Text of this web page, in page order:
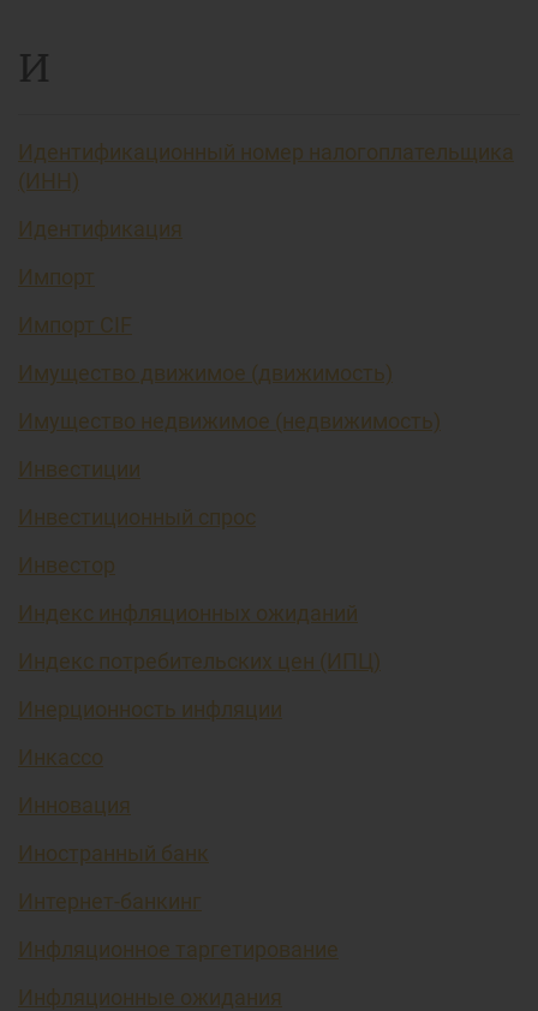
И
Идентификационный номер налогоплательщика
(ИНН)
Идентификация
Импорт
Импорт CIF
Имущество движимое (движимость)
Имущество недвижимое (недвижимость)
Инвестиции
Инвестиционный спрос
Инвестор
Индекс инфляционных ожиданий
Индекс потребительских цен (ИПЦ)
Инерционность инфляции
Инкассо
Инновация
Иностранный банк
Интернет-банкинг
Инфляционное таргетирование
Инфляционные ожидания